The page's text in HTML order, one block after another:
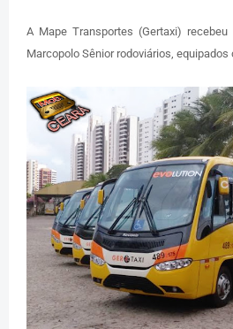
A Mape Transportes (Gertaxi)
Marcopolo Sênior rodoviários,